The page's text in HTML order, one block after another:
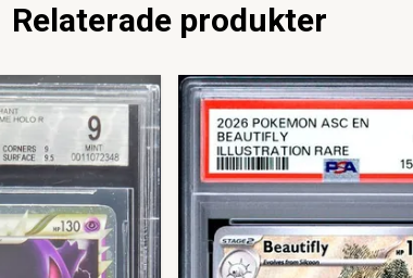
Relaterade produkter